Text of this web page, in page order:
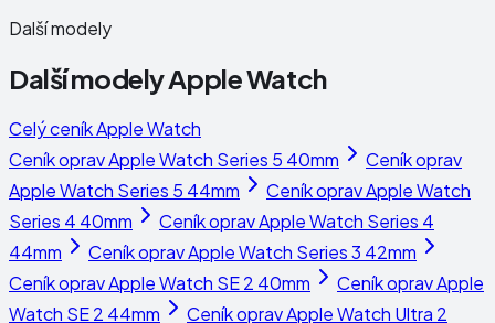
Další modely
Další modelyApple Watch
Celý ceníkApple Watch
Ceník opravApple Watch Series 5 40mm
Ceník oprav
Apple Watch Series 5 44mm
Ceník opravApple Watch
Series 4 40mm
Ceník opravApple Watch Series 4
44mm
Ceník opravApple Watch Series 3 42mm
Ceník opravApple Watch SE 2 40mm Ceník opravApple
Watch SE 2 44mm
Ceník opravApple Watch Ultra 2